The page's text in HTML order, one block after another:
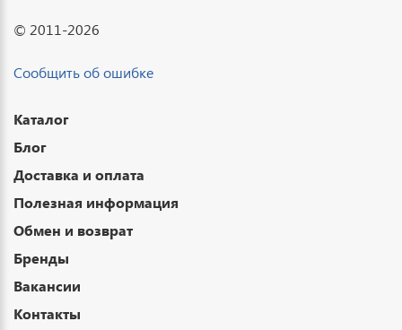
© 2011-2026
Сообщить об ошибке
Каталог
Блог
Доставка и оплата
Полезная информация
Обмен и возврат
Бренды
Вакансии
Контакты